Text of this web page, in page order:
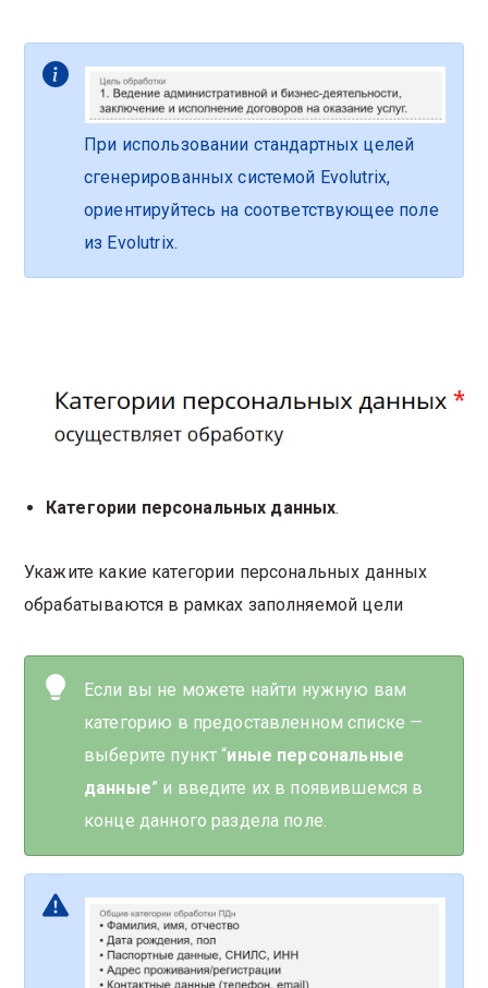
При использовании стандартных целей
сгенерированных системой Evolutrix,
ориентируйтесь на соответствующее поле
из Evolutrix.
Категории персональных данных.
Укажите какие категории персональных данных
обрабатываются в рамках заполняемой цели
Если вы не можете найти нужную вам
категорию в предоставленном списке —
выберите пункт “иные персональные
данные” и введите их в появившемся в
конце данного раздела поле.